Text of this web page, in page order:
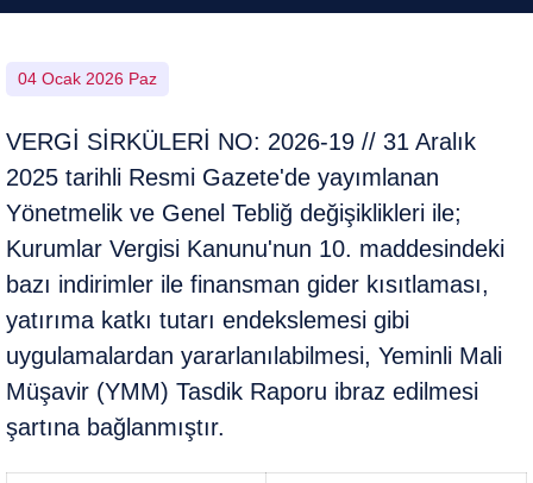
04 Ocak 2026 Paz
VERGİ SİRKÜLERİ NO: 2026-19 // 31 Aralık
2025 tarihli Resmi Gazete'de yayımlanan
Yönetmelik ve Genel Tebliğ değişiklikleri ile;
Kurumlar Vergisi Kanunu'nun 10. maddesindeki
bazı indirimler ile finansman gider kısıtlaması,
yatırıma katkı tutarı endekslemesi gibi
uygulamalardan yararlanılabilmesi, Yeminli Mali
Müşavir (YMM) Tasdik Raporu ibraz edilmesi
şartına bağlanmıştır.